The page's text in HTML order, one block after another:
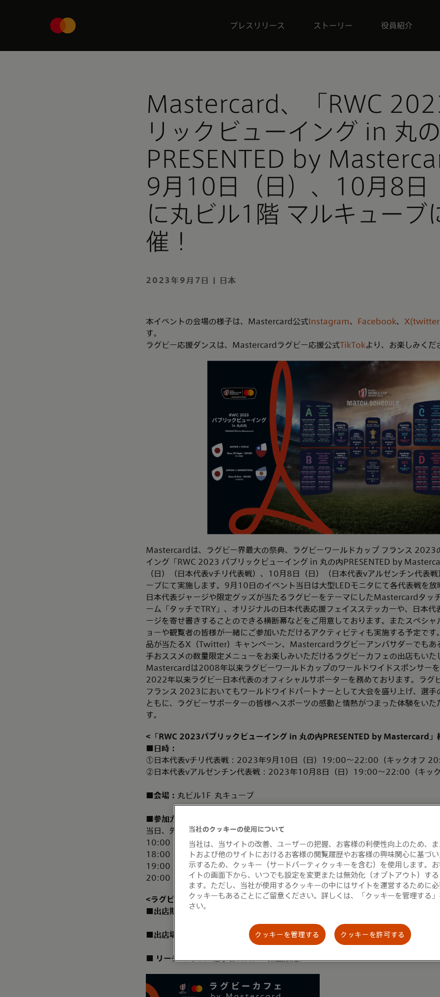
プレスリリース ストーリー 役員紹介
Mastercard、「RWC
リックビューイング in 丸
PRESENTED by
9月10日（日）、10月8日
に丸ビル1階 マルキューブ
催！
2023年9月7日 | 日本
本イベントの会場の様子は、Mastercard公式Instagram、 Facebook、
す。
ラグビー応援ダンスは、Mastercardラグビー応援公式TikTokより、お楽しみくだ
Mastercardは、ラグビー界最大の祭典、ラグビーワールドカップ フランス 2023
イング「RWC 2023 パブリックビューイング in 丸の内PRESENTED by
（日）（日本代表vチリ代表戦）、10月8日（日）（日本代表vアルゼンチン代表
ーブにて実施します。9月10日のイベント当日は大型LEDモニタにて各代表戦を放
日本代表ジャージや限定グッズが当たるラグビーをテーマにしたMastercardタッ
ーム「タッチでTRY」、オリジナルの日本代表応援フェイスステッカーや、日本代
ージを寄せ書きすることのできる横断幕などをご用意しております。またスペシャ
ョーや観覧者の皆様が一緒にご参加いただけるアクティビティも実施する予定です
品が当たるX（Twitter）キャンペーン、Mastercardラグビーアンバサダーでもあ
手おススメの数量限定メニューをお楽しみいただけるラグビーカフェの出店もいた
Mastercardは2008年以来ラグビーワールドカップのワールドワイドスポンサーを
2022年以来ラグビー日本代表のオフィシャルサポーターを務めております。ラグ
フランス 2023においてもワールドワイドパートナーとして大会を盛り上げ、選手
ともに、ラグビーサポーターの皆様へスポーツの感動と情熱がつまった体験をいた
す。
< 「RWC 2023パブリックビューイング in 丸の内PRESENTED by Mastercard
■日時：
①日本代表vチリ代表戦：2023年9月10日（日）19:00～22:00（キックオフ
②日本代表vアルゼンチン代表戦：2023年10月8日（日）19:00～22:00（キッ
■会場： 丸ビル1F 丸キューブ
■参加方法：
当日、先着順で座席エリアの観戦リストバンドを配布します。立ち見エリアは自由
10:00 観戦リストバンド配布開始 ※先着順※
18:00 立ち見エリア・オープン （入場開始時間が遅れる場合もございます。）
19:00 ステージ開演
20:00 キックオフ
<ラグビーカフェby Mastercard>
■出店期間：9月4日（月）～9月17日（日）
■出店場所： Marunouchi Happ. 千代田区丸の内2丁目5番地１ 丸の内2丁目ビ
■ リーチマイケル選手おススメ！数量限定メニュー：
当社のクッキーの使用について
当社は、当サイトの改善、ユーザーの把握、お客様の利便性向上のため、
トおよび他のサイトにおけるお客様の閲覧履歴やお客様の興味関心に基づ
示するため、クッキー（サードパーティクッキーを含む）を使用します。
イトの画面下から、いつでも設定を変更または無効化（オプトアウト）す
ます。ただし、当社が使用するクッキーの中にはサイトを運営するために
クッキーもあることにご留意ください。詳しくは、「クッキーを管理する
さい。
クッキーを許可する
クッキーを管理する